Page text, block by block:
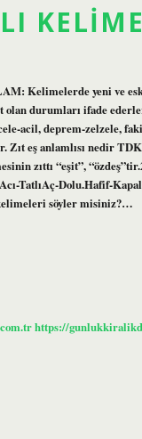
Kelimelerde yeni ve
durumları ifade
acil, deprem-zelzele,
eş anlamlısı nedir
zıttı “eşit”,
TatlıAç-Dolu.Hafif-
söyler misiniz?…
https://